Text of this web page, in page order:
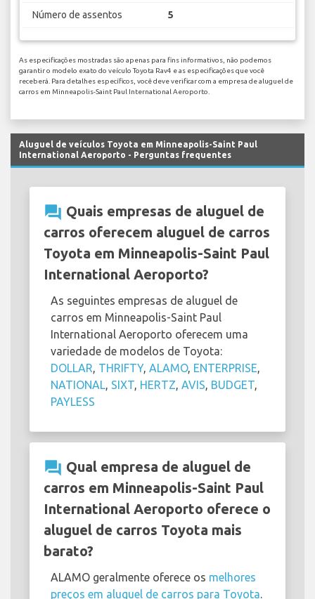
Número de assentos 5
As especificações mostradas são apenas para fins informativos, não podemos
garantir o modelo exato do veículo Toyota Rav4 e as especificações que você
receberá. Para detalhes específicos, você deve verificar com a empresa de aluguel de
carros em Minneapolis-Saint Paul International Aeroporto.
Aluguel de veículos Toyota em Minneapolis-Saint Paul
International Aeroporto - Perguntas frequentes
question_answer Quais empresas de aluguel de
carros oferecem aluguel de carros
Toyota em Minneapolis-Saint Paul
International Aeroporto?
As seguintes empresas de aluguel de
carros em Minneapolis-Saint Paul
International Aeroporto oferecem uma
variedade de modelos de Toyota:
DOLLAR, THRIFTY, ALAMO, ENTERPRISE,
NATIONAL, SIXT, HERTZ, AVIS, BUDGET,
PAYLESS
question_answer Qual empresa de aluguel de
carros em Minneapolis-Saint Paul
International Aeroporto oferece o
aluguel de carros Toyota mais
barato?
ALAMO geralmente oferece os melhores
preços em aluguel de carros para Toyota.